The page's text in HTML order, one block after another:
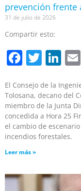
prevención frente
31 de julio de 2026
Compartir esto:
El Consejo de la
Tolosana, decano del
miembro de la Junta
concedida a Hora 25
el cambio de
incendios forestales.
Leer más »